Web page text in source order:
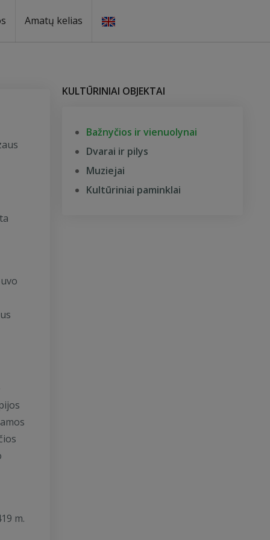
Amatų kelias
m.
KULTŪRINIAI OBJEKTAI
Bažnyčios ir vienuolynai
Dvarai ir pilys
Muziejai
Kultūriniai paminklai